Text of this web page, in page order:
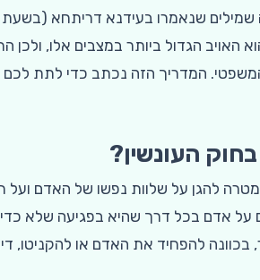
שמילים שנאמרו בעידנא דריתחא (בשעת
הגדול ביותר במצבים אלו, ולכן
המדריך הזה נכתב כדי לתת לכם
העונשין?
להגן על שלוות נפשו של האדם ועל
תשל"ז 1977 קובע כי המאיים על אדם בכל דרך שהיא בפגיעה
להפחיד את האדם או להקניטו,